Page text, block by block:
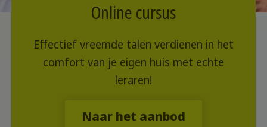
Online cursus
Effectief vreemde talen verdienen in het
comfort van je eigen huis met echte
leraren!
Naar het aanbod